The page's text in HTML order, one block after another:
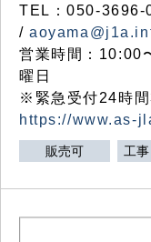
TEL：050-3696-
/
営業時間：10:00
曜日
※緊急受付24時
https://www.as-
販売可 工